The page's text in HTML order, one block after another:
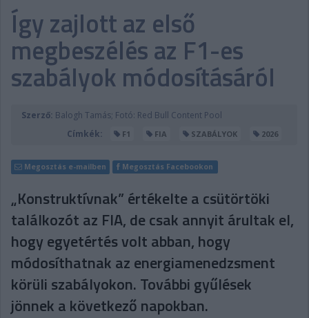
RETRO
PODCAST
SHOP
LIVE
TIPPJÁTÉK
DIGITÁLIS MAGAZIN
PONTÁLLÁSOK
VERSENYNAPTÁRAK
Így zajlott az első
megbeszélés az F1-es
szabályok módosításáról
Szerző: Balogh Tamás; Fotó: Red Bull Content Pool
Címkék:
F1 FIA SZABÁLYOK 2026
Megosztás e-mailben Megosztás Facebookon
„Konstruktívnak” értékelte a csütörtöki
találkozót az FIA, de csak annyit árultak el,
hogy egyetértés volt abban, hogy
módosíthatnak az energiamenedzsment
körüli szabályokon. További gyűlések
jönnek a következő napokban.